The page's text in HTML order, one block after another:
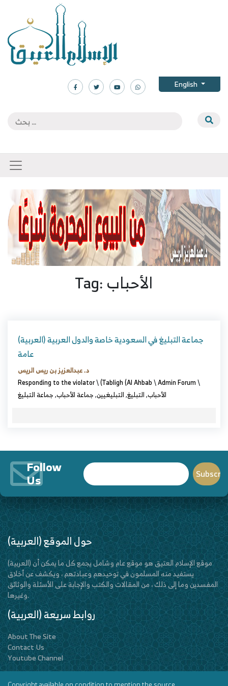
English
Tag: الأحباب
(العربية) جماعة التبليغ في السعودية خاصة والدول العربية
عامة
د. عبدالعزيز بن ريس الريس
Responding to the violator\(Tabligh (Al Ahbab\Admin Forum\
الأحباب,التبليغ,التبليغيين,جماعة الأحباب,جماعة التبليغ
Follow
Us
(العربية) حول الموقع
(العربية) موقع الإسلام العتيق هو موقع عام وشامل يجمع كل ما يمكن أن
يستفيد منه المسلمون في توحيدهم وعبادتهم ، ويكشف عن أخلاق
المفسدين وما إلى ذلك ، من المقالات والكتب والإجابة على الأسئلة والوثائق
وغيرها.
(العربية) روابط سريعة
About The Site
Contact Us
Youtube Channel